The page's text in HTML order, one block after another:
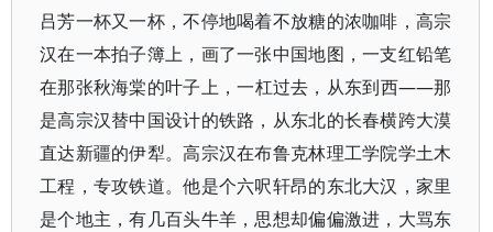
吕芳一杯又一杯，不停地喝着不放糖的浓咖啡，高宗
汉在一本拍子簿上，画了一张中国地图，一支红铅笔
在那张秋海棠的叶子上，一杠过去，从东到西——那
是高宗汉替中国设计的铁路，从东北的长春横跨大漠
直达新疆的伊犁。高宗汉在布鲁克林理工学院学土木
工程，专攻铁道。他是个六呎轩昂的东北大汉，家里
是个地主，有几百头牛羊，思想却偏偏激进，大骂东